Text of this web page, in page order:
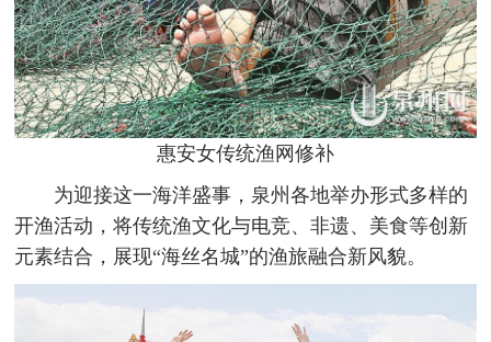
惠安女传统渔网修补
为迎接这一海洋盛事，泉州各地举办形式多样的
开渔活动，将传统渔文化与电竞、非遗、美食等创新
元素结合，展现“海丝名城”的渔旅融合新风貌。